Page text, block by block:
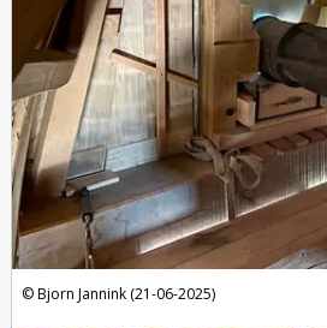
Bjorn Jannink (21-06-2025)